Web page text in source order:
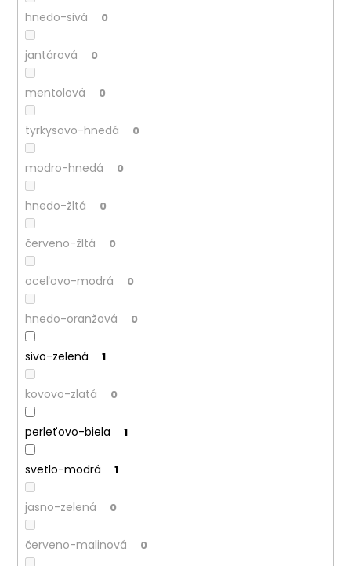
hnedo-sivá 0
jantárová 0
mentolová 0
tyrkysovo-hnedá 0
modro-hnedá 0
hnedo-žltá 0
červeno-žltá 0
oceľovo-modrá 0
hnedo-oranžová 0
sivo-zelená 1
kovovo-zlatá 0
perleťovo-biela 1
svetlo-modrá 1
jasno-zelená 0
červeno-malinová 0